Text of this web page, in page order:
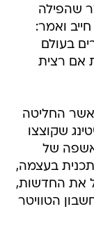
שהפילה
ואמר:
בעולם
אם רצית
אשר החליטה
שקוצצו
של
בעצמה,
את החדשות,
הטוויטר